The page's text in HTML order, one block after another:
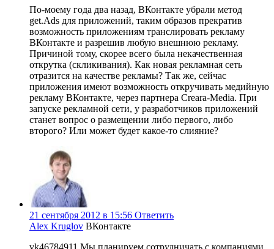
По-моему года два назад, ВКонтакте убрали метод
get.Ads для приложений, таким образов прекратив
возможность приложениям транслировать рекламу
ВКонтакте и разрешив любую внешнюю рекламу.
Причиной тому, скорее всего была некачественная
открутка (скликивания). Как новая рекламная сеть
отразится на качестве рекламы? Так же, сейчас
приложения имеют возможность откручивать медийную
рекламу ВКонтакте, через партнера Creara-Media. При
запуске рекламной сети, у разработчиков приложений
станет вопрос о размещении либо первого, либо
второго? Или может будет какое-то слияние?
21 сентября 2012 в 15:56 Ответить
Alex Kruglov ВКонтакте
vk46784911 Мы планируем сотрудничать с компаниями,